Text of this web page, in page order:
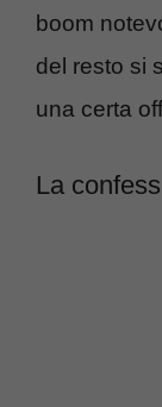
boom
del resto si
una certa
La